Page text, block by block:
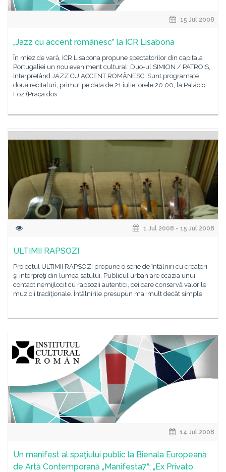
15 Jul 2008
„Jazz cu accent românesc” la ICR Lisabona
În miez de vară, ICR Lisabona propune spectatorilor din capitala
Portugaliei un nou eveniment cultural: Duo-ul SIMION / PATROIS,
interpretând JAZZ CU ACCENT ROMÂNESC. Sunt programate
două recitaluri, primul pe data de 21 iulie, orele 20:00, la Palácio
Foz (Praça dos
1 Jul 2008 - 15 Jul 2008
ULTIMII RAPSOZI
Proiectul ULTIMII RAPSOZI propune o serie de întâlniri cu creatori
şi interpreţi din lumea satului. Publicul urban are ocazia unui
contact nemijlocit cu rapsozii autentici, cei care conservă valorile
muzicii tradiţionale. Întâlnirile presupun mai mult decât simple
14 Jul 2008
Un manifest al spaţiului public la Bienala Europeană
de Artă Contemporană „Manifesta7“: „Ex Privato